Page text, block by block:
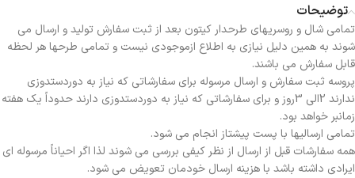
توضیحات
تمامی شال و روسریهای طرحدار کیتون بعد از ثبت سفارش تولید و ارسال می
شوند به همین دلیل نیازی به اطلاع ازموجودی نیست و تمامی طرحها هر لحظه
قابل سفارش می باشند.
پروسه ثبت سفارش و ارسال مرسوله برای سفارشاتی که نیاز به دوردستدوزی
ندارند 2الی 3روز و برای سفارشاتی که نیاز به دوردستدوزی دارند حدوداً یک هفته
زمانبر خواهد بود.
تمامی ارسالیها با پست پیشتاز انجام می شود.
همه سفارشات قبل از ارسال از نظر کیفی بررسی می شوند لذا اگر احیاناً مرسوله ای
ایرادی داشته باشد با هزینه ارسال خودمان تعویض می شود.